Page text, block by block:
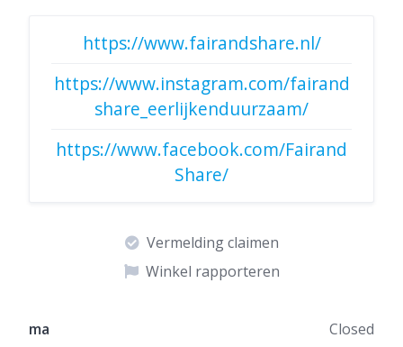
https://www.fairandshare.nl/
https://www.instagram.com/fairand
share_eerlijkenduurzaam/
https://www.facebook.com/Fairand
Share/
Vermelding claimen
Winkel rapporteren
ma
Closed